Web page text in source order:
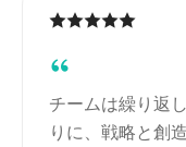
チームは繰り返
りに、戦略と創